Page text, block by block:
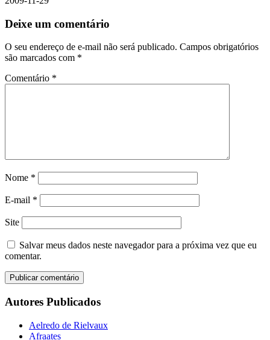
Deixe um comentário
O seu endereço de e-mail não será publicado. Campos obrigatórios
são marcados com *
Comentário *
Nome *
E-mail *
Site
Salvar meus dados neste navegador para a próxima vez que eu
comentar.
Autores Publicados
Aelredo de Rielvaux
Afraates